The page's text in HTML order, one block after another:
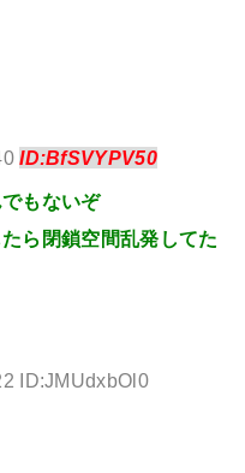
ID:BfSVYPV50
もないぞ
ら閉鎖空間乱発してた
ID:JMUdxbOl0